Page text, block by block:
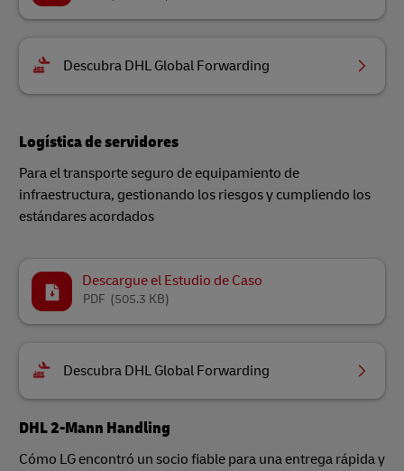
Descubra DHL Global Forwarding
Logística de servidores
Para el transporte seguro de equipamiento de
infraestructura, gestionando los riesgos y cumpliendo los
estándares acordados
Descargue el Estudio de Caso
(505.3 KB)
PDF
Descubra DHL Global Forwarding
DHL 2-Mann Handling
Cómo LG encontró un socio fiable para una entrega rápida y